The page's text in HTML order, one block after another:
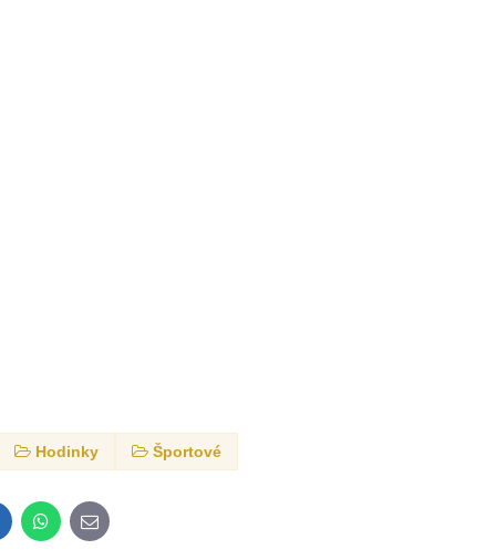
Hodinky Športové
WhatsApp
E-
mail